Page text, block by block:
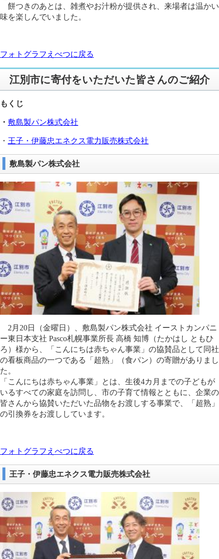
餅つきのあとは、雑煮やお汁粉が提供され、来場者は温かい
味を楽しんでいました。
フォトグラフえべつに戻る
江別市に寄付をいただいた皆さんのご紹介
もくじ
・ 敷島製パン株式会社
・ 王子・伊藤忠エネクス電力販売株式会社
敷島製パン株式会社
2月20日（金曜日）、敷島製パン株式会社 イーストカンパニ
ー東日本支社 Pasco札幌事業所長 高橋 知博（たかはし ともひ
ろ）様から、「こんにちは赤ちゃん事業」の協賛品として同社
の看板商品の一つである「超熟」（食パン）の寄贈がありまし
た。
「こんにちは赤ちゃん事業」とは、生後4カ月までの子どもが
いるすべての家庭を訪問し、市の子育て情報とともに、企業の
皆さんから協賛いただいた品物をお渡しする事業で、「超熟」
の引換券をお渡ししています。
フォトグラフえべつに戻る
王子・伊藤忠エネクス電力販売株式会社